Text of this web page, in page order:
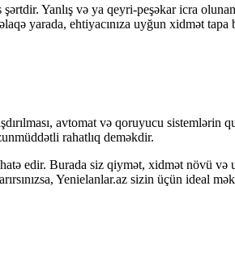
Yanlış və ya qeyri-peşəkar icra
yarada, ehtiyacınıza uyğun xidmət tapa
avtomat və qoruyucu sistemlərin
rahatlıq deməkdir.
edir. Burada siz qiymət, xidmət növü və
Yenielanlar.az sizin üçün ideal